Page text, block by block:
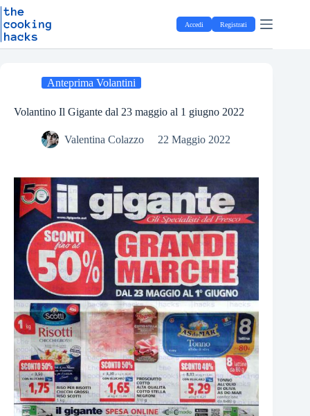
S
t
Salta
al
contenuto
Accedi Registrati
Anteprima Volantini
Volantino Il Gigante dal 23 maggio al 1 giugno 2022
Valentina Colazzo 22 Maggio 2022